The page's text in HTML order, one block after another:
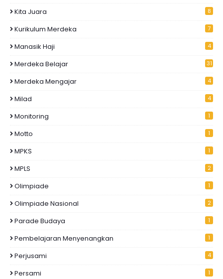
Kita Juara 8
Kurikulum Merdeka 7
Manasik Haji 4
Merdeka Belajar 31
Merdeka Mengajar 4
Milad 4
Monitoring 1
Motto 1
MPKS 1
MPLS 2
Olimpiade 1
Olimpiade Nasional 2
Parade Budaya 1
Pembelajaran Menyenangkan 1
Perjusami 4
Persami 1